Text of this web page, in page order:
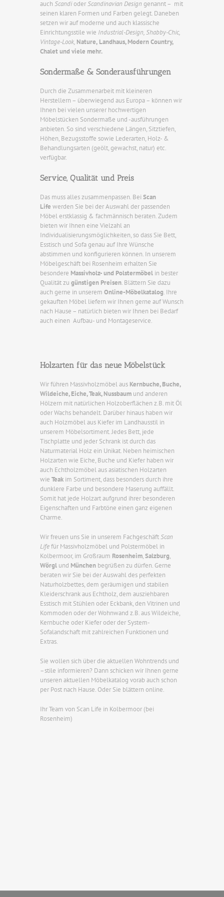
auch ScandioderScandinavian Design genannt – mit
seinen klaren Formen und Farben gelegt. Daneben
setzen wir auf moderne und auch klassische
Einrichtungsstile wie Industrial-Design, Shabby-Chic,
Vintage-Look, Nature, Landhaus, Modern Country,
Chalet und viele mehr.
Sondermaße & Sonderausführungen
Durch die Zusammenarbeit mit kleineren
Herstellern – überwiegend aus Europa – können wir
Ihnen bei vielen unserer hochwertigen
Möbelstücken Sondermaße und -ausführungen
anbieten. So sind verschiedene Längen, Sitztiefen,
Höhen, Bezugsstoffe sowie Lederarten, Holz- &
Behandlungsarten (geölt, gewachst, natur) etc.
verfügbar.
Service, Qualität und Preis
Das muss alles zusammenpassen. Bei Scan
Life werden Sie bei der Auswahl der passenden
Möbel erstklassig & fachmännisch beraten. Zudem
bieten wir Ihnen eine Vielzahl an
Individualisierungsmöglichkeiten, so dass Sie Bett,
Esstisch und Sofa genau auf Ihre Wünsche
abstimmen und konfigurieren können. In unserem
Möbelgeschäft bei Rosenheim erhalten Sie
besondere Massivholz- und Polstermöbel in bester
Qualität zu günstigen Preisen. Blättern Sie dazu
auch gerne in unserem Online-Möbelkatalog. Ihre
gekauften Möbel liefern wir Ihnen gerne auf Wunsch
nach Hause – natürlich bieten wir Ihnen bei Bedarf
auch einen Aufbau- und Montageservice.
Holzarten für das neue Möbelstück
Wir führen Massivholzmöbel aus Kernbuche, Buche,
Wildeiche, Eiche, Teak, Nussbaum und anderen
Hölzern mit natürlichen Holzoberflächen z.B. mit Öl
oder Wachs behandelt. Darüber hinaus haben wir
auch Holzmöbel aus Kiefer im Landhausstil in
unserem Möbelsortiment. Jedes Bett, jede
Tischplatte und jeder Schrank ist durch das
Naturmaterial Holz ein Unikat. Neben heimischen
Holzarten wie Eiche, Buche und Kiefer haben wir
auch Echtholzmöbel aus asiatischen Holzarten
wie Teak im Sortiment, dass besonders durch ihre
dunklere Farbe und besondere Maserung auffällt.
Somit hat jede Holzart aufgrund ihrer besonderen
Eigenschaften und Farbtöne einen ganz eigenen
Charme.
Wir freuen uns Sie in unserem FachgeschäftScan
Lifefür Massivholzmöbel und Polstermöbel in
Kolbermoor, im Großraum Rosenheim,Salzburg,
Wörgl und München begrüßen zu dürfen. Gerne
beraten wir Sie bei der Auswahl des perfekten
Naturholzbettes, dem geräumigen und stabilen
Kleiderschrank aus Echtholz, dem ausziehbaren
Esstisch mit Stühlen oder Eckbank, den Vitrinen und
Kommoden oder der Wohnwand z.B. aus Wildeiche,
Kernbuche oder Kiefer oder der System-
Sofalandschaft mit zahlreichen Funktionen und
Extras.
Sie wollen sich über die aktuellen Wohntrends und
–stile informieren? Dann schicken wir Ihnen gerne
unseren aktuellen Möbelkatalog vorab auch schon
per Post nach Hause. Oder Sie blättern online.
Ihr Team von Scan Life in Kolbermoor (bei
Rosenheim)